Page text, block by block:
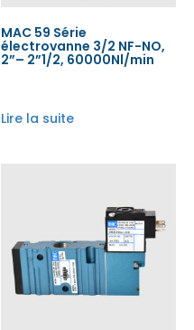
MAC 59 Série
électrovanne 3/2 NF-NO,
2”– 2”1/2, 60000Nl/min
Lire la suite